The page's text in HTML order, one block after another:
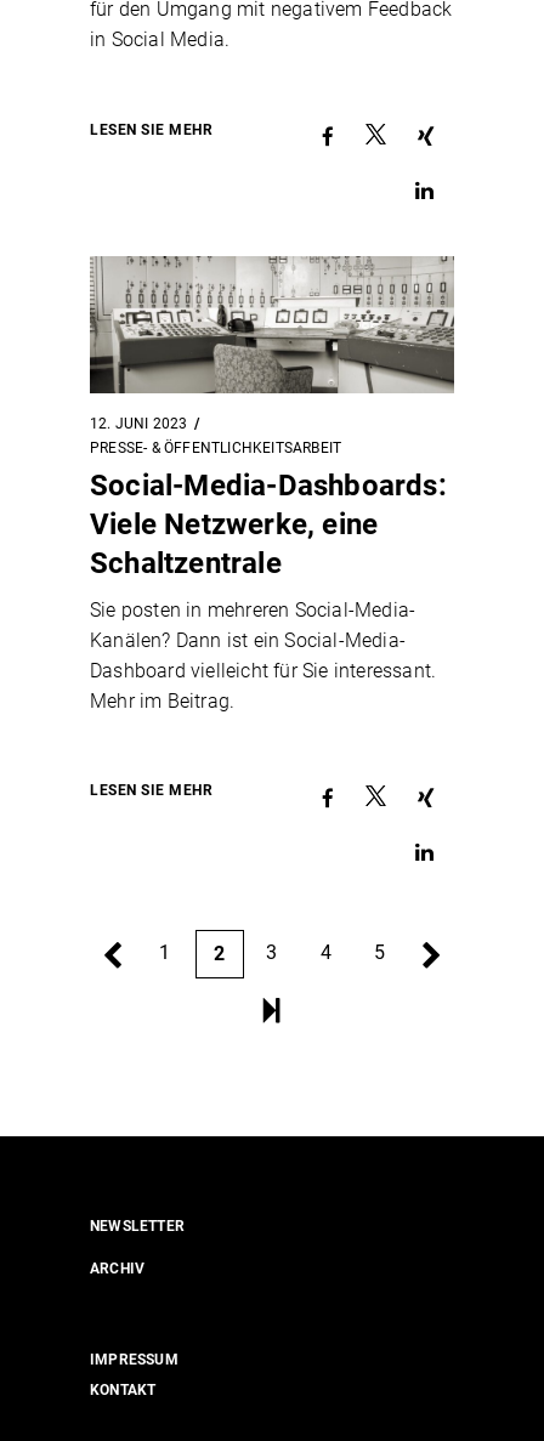
für den Umgang mit negativem Feedback
in Social Media.
LESEN SIE MEHR
12. JUNI 2023
PRESSE- & ÖFFENTLICHKEITSARBEIT
Social-Media-Dashboards:
Viele Netzwerke, eine
Schaltzentrale
Sie posten in mehreren Social-Media-
Kanälen? Dann ist ein Social-Media-
Dashboard vielleicht für Sie interessant.
Mehr im Beitrag.
LESEN SIE MEHR
1 2 3 4 5
NEWSLETTER
ARCHIV
IMPRESSUM
KONTAKT